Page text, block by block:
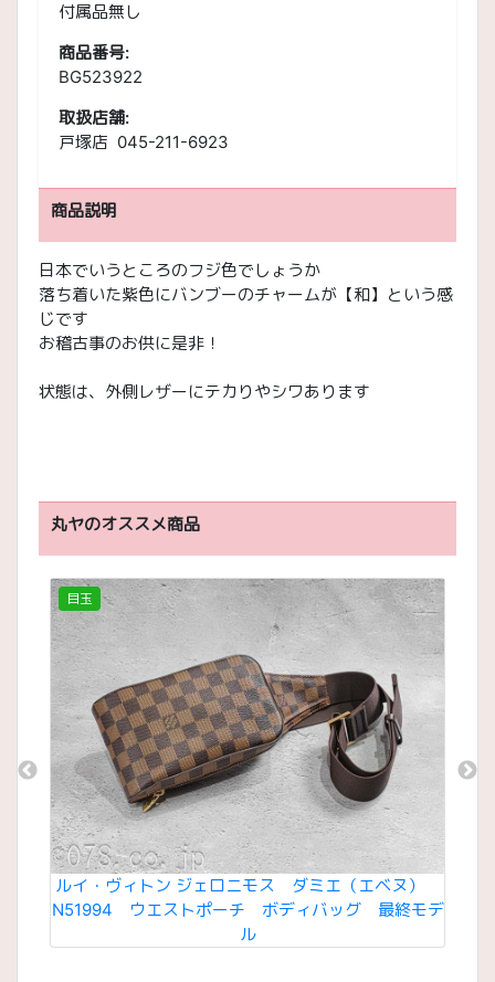
付属品無し
商品番号:
BG523922
取扱店舗:
戸塚店 045-211-6923
商品説明
日本でいうところのフジ色でしょうか
落ち着いた紫色にバンブーのチャームが【和】という感
じです
お稽古事のお供に是非！
状態は、外側レザーにテカりやシワあります
丸ヤのオススメ商品
目玉
ルイ・ヴィトン ジェロニモス ダミエ（エベヌ）
N51994 ウエストポーチ ボディバッグ 最終モデ
ル